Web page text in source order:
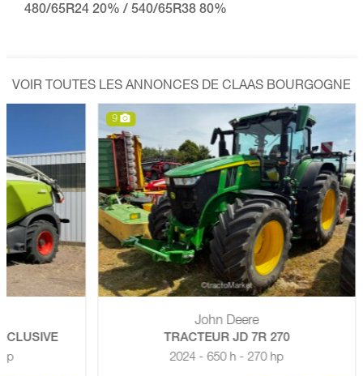
480/65R24 20% / 540/65R38 80%
VOIR TOUTES LES ANNONCES DE CLAAS BOURGOGNE
John Deere
TRACTEUR JD 7R 270
2024 - 650 h - 270 hp